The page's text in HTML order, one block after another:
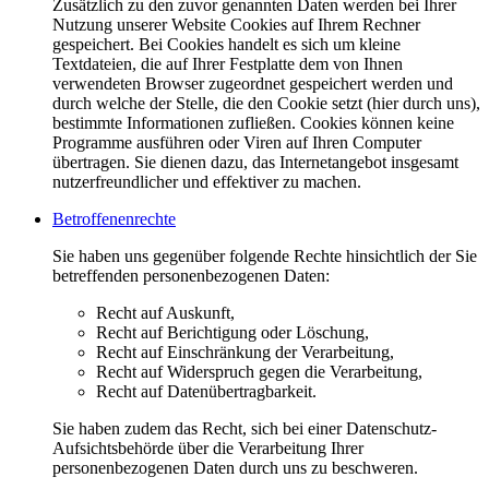
Zusätzlich zu den zuvor genannten Daten werden bei Ihrer
Nutzung unserer Website Cookies auf Ihrem Rechner
gespeichert. Bei Cookies handelt es sich um kleine
Textdateien, die auf Ihrer Festplatte dem von Ihnen
verwendeten Browser zugeordnet gespeichert werden und
durch welche der Stelle, die den Cookie setzt (hier durch uns),
bestimmte Informationen zufließen. Cookies können keine
Programme ausführen oder Viren auf Ihren Computer
übertragen. Sie dienen dazu, das Internetangebot insgesamt
nutzerfreundlicher und effektiver zu machen.
Betroffenenrechte
Sie haben uns gegenüber folgende Rechte hinsichtlich der Sie
betreffenden personenbezogenen Daten:
Recht auf Auskunft,
Recht auf Berichtigung oder Löschung,
Recht auf Einschränkung der Verarbeitung,
Recht auf Widerspruch gegen die Verarbeitung,
Recht auf Datenübertragbarkeit.
Sie haben zudem das Recht, sich bei einer Datenschutz-
Aufsichtsbehörde über die Verarbeitung Ihrer
personenbezogenen Daten durch uns zu beschweren.